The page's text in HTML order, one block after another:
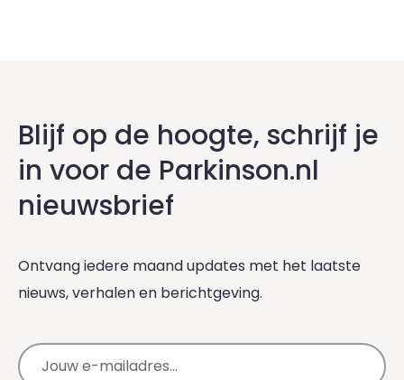
Blijf op de hoogte, schrijf je
in voor de Parkinson.nl
nieuwsbrief
Ontvang iedere maand updates met het laatste
nieuws, verhalen en berichtgeving.
E-mailadres